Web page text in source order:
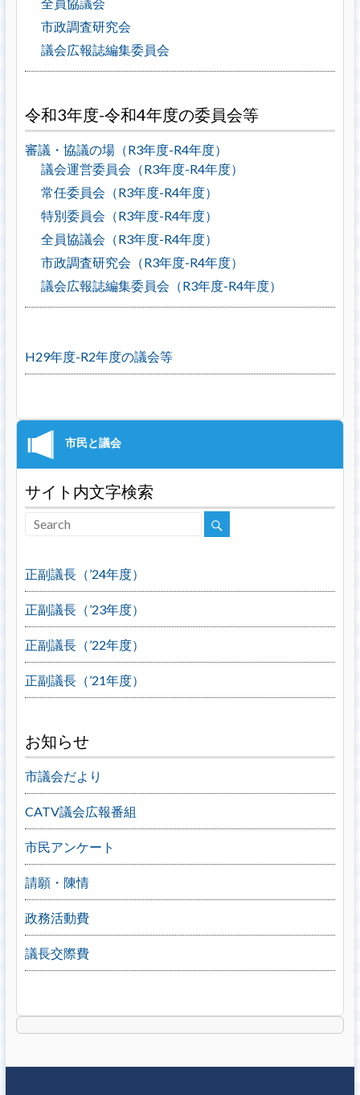
市政調査研究会
議会広報誌編集委員会
令和3年度-令和4年度の委員会等
審議・協議の場（R3年度-R4年度）
議会運営委員会（R3年度-R4年度）
常任委員会（R3年度-R4年度）
特別委員会（R3年度-R4年度）
全員協議会（R3年度-R4年度）
市政調査研究会（R3年度-R4年度）
議会広報誌編集委員会（R3年度-R4年度）
H29年度-R2年度の議会等
サイト内文字検索
正副議長（’24年度）
正副議長（’23年度）
正副議長（’22年度）
正副議長（’21年度）
お知らせ
市議会だより
CATV議会広報番組
市民アンケート
請願・陳情
政務活動費
議長交際費